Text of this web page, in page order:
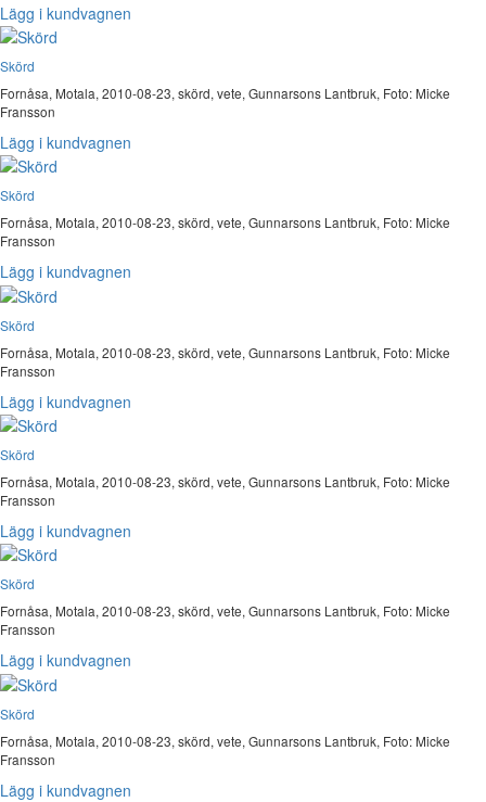
Lägg i kundvagnen
Skörd
Fornåsa, Motala, 2010-08-23, skörd, vete, Gunnarsons Lantbruk, Foto: Micke
Fransson
Lägg i kundvagnen
Skörd
Fornåsa, Motala, 2010-08-23, skörd, vete, Gunnarsons Lantbruk, Foto: Micke
Fransson
Lägg i kundvagnen
Skörd
Fornåsa, Motala, 2010-08-23, skörd, vete, Gunnarsons Lantbruk, Foto: Micke
Fransson
Lägg i kundvagnen
Skörd
Fornåsa, Motala, 2010-08-23, skörd, vete, Gunnarsons Lantbruk, Foto: Micke
Fransson
Lägg i kundvagnen
Skörd
Fornåsa, Motala, 2010-08-23, skörd, vete, Gunnarsons Lantbruk, Foto: Micke
Fransson
Lägg i kundvagnen
Skörd
Fornåsa, Motala, 2010-08-23, skörd, vete, Gunnarsons Lantbruk, Foto: Micke
Fransson
Lägg i kundvagnen